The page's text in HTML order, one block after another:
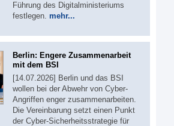
Führung des Digitalministeriums
festlegen. mehr...
Berlin: Engere Zusammenarbeit
mit dem BSI
[14.07.2026] Berlin und das BSI
wollen bei der Abwehr von Cyber-
Angriffen enger zusammenarbeiten.
Die Vereinbarung setzt einen Punkt
der Cyber-Sicherheitsstrategie für